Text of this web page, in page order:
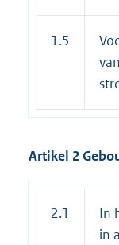
1.5
Artikel 2
2.1
In
in